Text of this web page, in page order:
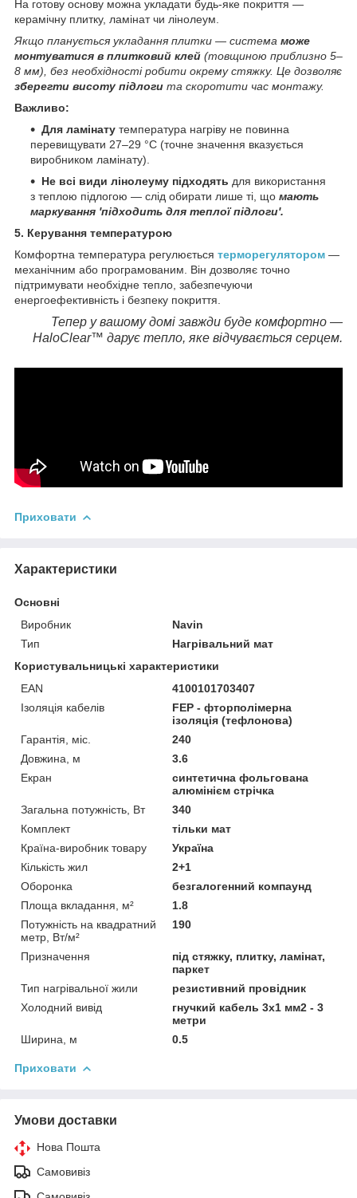
На готову основу можна укладати будь-яке покриття —
керамічну плитку, ламінат чи лінолеум.
Якщо планується укладання плитки — система може
монтуватися в плитковий клей (товщиною приблизно 5–
8 мм), без необхідності робити окрему стяжку. Це дозволяє
зберегти висоту підлоги та скоротити час монтажу.
Важливо:
Для ламінату температура нагріву не повинна
перевищувати 27–29 °C (точне значення вказується
виробником ламінату).
Не всі види лінолеуму підходять для використання
з теплою підлогою — слід обирати лише ті, що мають
маркування 'підходить для теплої підлоги'.
5. Керування температурою
Комфортна температура регулюється терморегулятором —
механічним або програмованим. Він дозволяє точно
підтримувати необхідне тепло, забезпечуючи
енергоефективність і безпеку покриття.
Тепер у вашому домі завжди буде комфортно —
HaloClear™ дарує тепло, яке відчувається серцем.
Приховати
Характеристики
Основні
Виробник
Navin
Тип
Нагрівальний мат
Користувальницькі характеристики
EAN
4100101703407
Ізоляція кабелів
FEP - фторполімерна
ізоляція (тефлонова)
Гарантія, міс.
240
Довжина, м
3.6
Екран
синтетична фольгована
алюмінієм стрічка
Загальна потужність, Вт
340
Комплект
тільки мат
Країна-виробник товару
Україна
Кількість жил
2+1
Оборонка
безгалогенний компаунд
Площа вкладання, м²
1.8
Потужність на квадратний
метр, Вт/м²
190
Призначення
під стяжку, плитку, ламінат,
паркет
Тип нагрівальної жили
резистивний провідник
Холодний вивід
гнучкий кабель 3х1 мм2 - 3
метри
Ширина, м
0.5
Приховати
Умови доставки
Нова Пошта
Самовивіз